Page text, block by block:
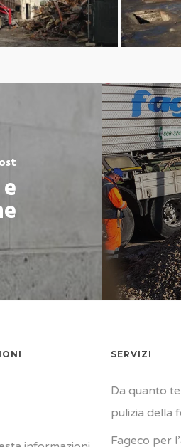
SERVIZI
Da quanto
pulizia della
Fageco per